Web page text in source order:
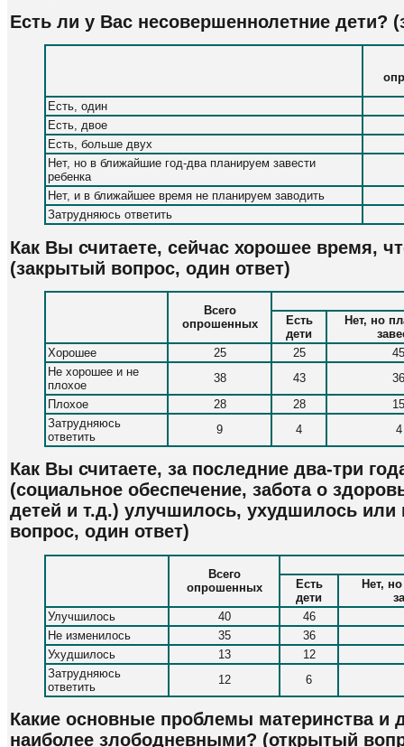
Есть ли у Вас несовершеннолетние дети?
Есть, один
Есть, двое
Есть, больше двух
Нет, но в ближайшие год-два планируем завести
ребенка
Нет, и в ближайшее время не планируем заводить
Затрудняюсь ответить
Как Вы считаете, сейчас хорошее время,
(закрытый вопрос, один ответ)
Всего
опрошенных
Есть
дети
Нет, но
Хорошее
25 25
45
Не хорошее и не
плохое
38 43
36
Плохое
28 28
15
Затрудняюсь
ответить
9 4 4
Как Вы считаете, за последние два-три
(социальное обеспечение, забота о
детей и т.д.) улучшилось, ухудшилось
вопрос, один ответ)
Всего
опрошенных
Есть
дети
Нет,
Улучшилось
40
46
Не изменилось
35
36
Ухудшилось
13
12
Затрудняюсь
ответить
12 6
Какие основные проблемы материнства и
наиболее злободневными? (открытый